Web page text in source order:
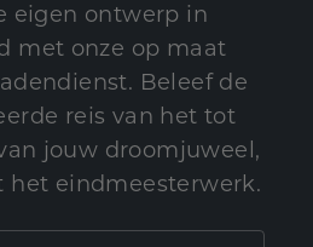
eigen ontwerp in
met onze op maat
Beleef de
reis van het tot
jouw droomjuweel,
het eindmeesterwerk.